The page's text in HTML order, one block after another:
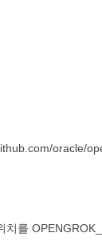
oracle/
를